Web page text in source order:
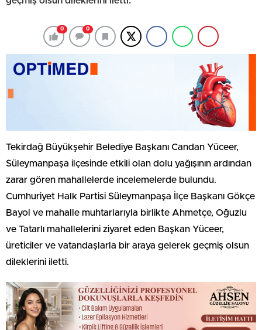
0 0
Tekirdağ Büyükşehir Belediye Başkanı Candan Yüceer,
Süleymanpaşa ilçesinde etkili olan dolu yağışının ardından
zarar gören mahallelerde incelemelerde bulundu.
Cumhuriyet Halk Partisi Süleymanpaşa İlçe Başkanı Gökçe
Bayol ve mahalle muhtarlarıyla birlikte Ahmetçe, Oğuzlu
ve Tatarlı mahallelerini ziyaret eden Başkan Yüceer,
üreticiler ve vatandaşlarla bir araya gelerek geçmiş olsun
dileklerini iletti.